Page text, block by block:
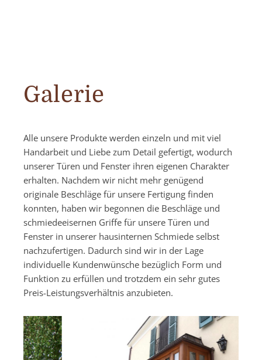
Galerie
Alle unsere Produkte werden einzeln und mit viel
Handarbeit und Liebe zum Detail gefertigt, wodurch
unserer Türen und Fenster ihren eigenen Charakter
erhalten. Nachdem wir nicht mehr genügend
originale Beschläge für unsere Fertigung finden
konnten, haben wir begonnen die Beschläge und
schmiedeeisernen Griffe für unsere Türen und
Fenster in unserer hausinternen Schmiede selbst
nachzufertigen. Dadurch sind wir in der Lage
individuelle Kundenwünsche bezüglich Form und
Funktion zu erfüllen und trotzdem ein sehr gutes
Preis-Leistungsverhältnis anzubieten.